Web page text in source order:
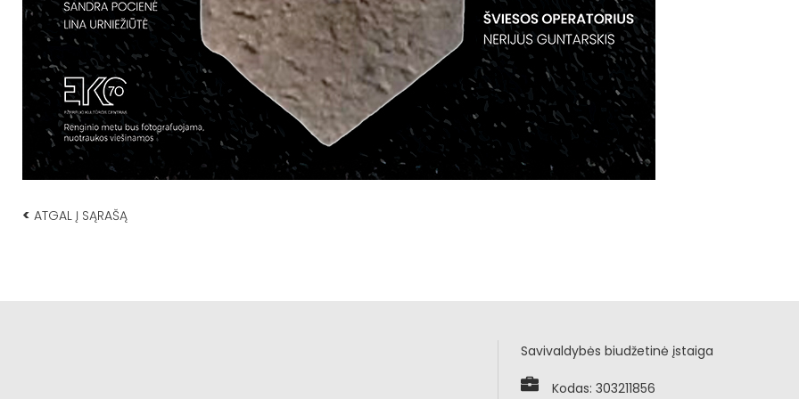
< ATGAL Į SĄRAŠĄ
Savivaldybės biudžetinė įstaiga
Kodas: 303211856